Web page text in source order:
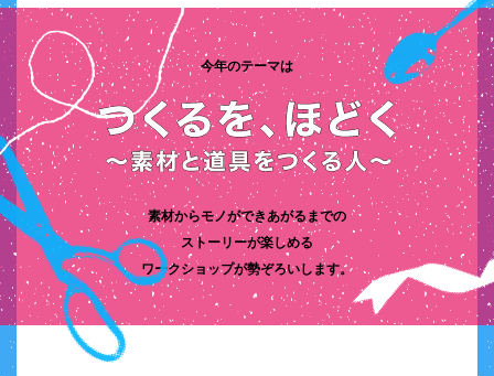
今年のテーマは
素材からモノができあがるまでの
ストーリーが楽しめる
ワークショップが勢ぞろいします。